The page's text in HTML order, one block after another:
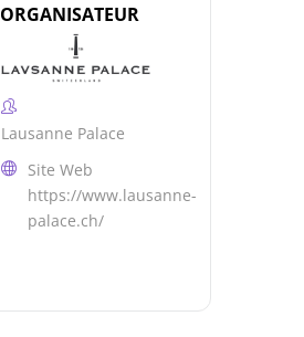
ORGANISATEUR
Lausanne Palace
Site Web
https://www.lausanne-
palace.ch/